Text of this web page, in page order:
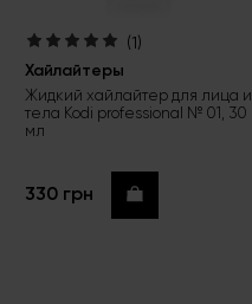
(1)
Хайлайтеры
Жидкий хайлайтер для лица и
тела Kodi professional № 01, 30
мл
330 грн Купить